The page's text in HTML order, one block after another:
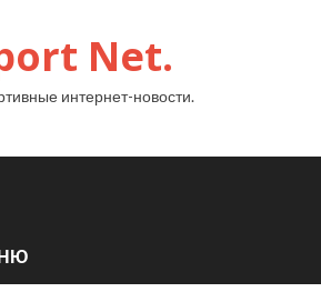
Net.
интернет-новости.